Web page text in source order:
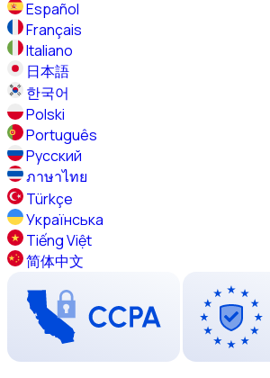
Español
Français
Italiano
日本語
한국어
Polski
Português
Русский
ภาษาไทย
Türkçe
Українська
Tiếng Việt
简体中文